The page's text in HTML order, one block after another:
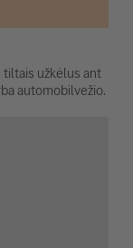
užkėlus ant
automobilvežio.